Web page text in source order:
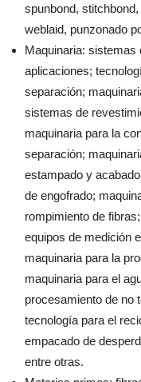
spunbond,
weblaid, punzonado
Maquinaria:
aplicaciones;
separación;
sistemas de
maquinaria para la
separación;
estampado y
de engofrado;
rompimiento de
equipos de medición
maquinaria para la
maquinaria para el
procesamiento de no
tecnología para el
empacado de
entre otras.